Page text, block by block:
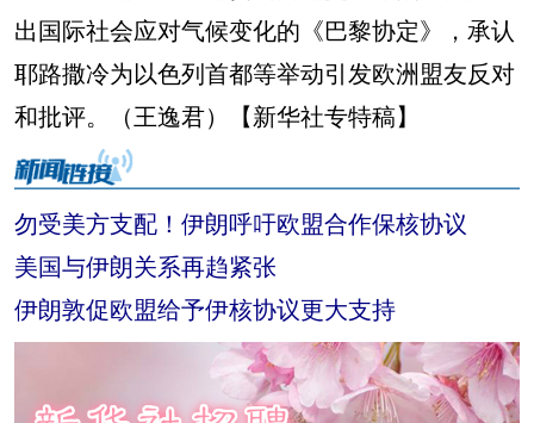
出国际社会应对气候变化的《巴黎协定》，承认
耶路撒冷为以色列首都等举动引发欧洲盟友反对
和批评。（王逸君）【新华社专特稿】
勿受美方支配！伊朗呼吁欧盟合作保核协议
美国与伊朗关系再趋紧张
伊朗敦促欧盟给予伊核协议更大支持